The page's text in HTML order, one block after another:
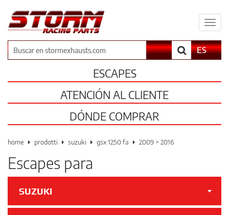
il
Buscar
ES
ESCAPES
ATENCIÓN AL CLIENTE
DÓNDE COMPRAR
home prodotti suzuki gsx 1250 fa 2009 > 2016
Escapes para
SUZUKI